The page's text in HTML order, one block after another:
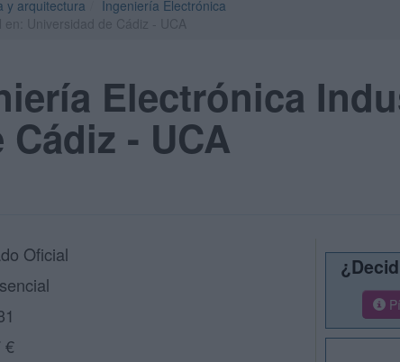
y arquitectura
Ingeniería Electrónica
Electrónica
- UCA
Oficial
€